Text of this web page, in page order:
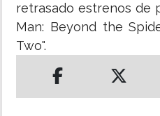
retrasado estrenos de
Man: Beyond the
Two".